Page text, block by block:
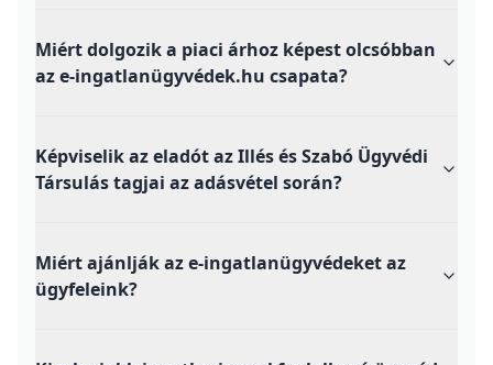
Miért dolgozik a piaci árhoz képest olcsóbban
az e-ingatlanügyvédek.hu csapata?
Képviselik az eladót az Illés és Szabó Ügyvédi
Társulás tagjai az adásvétel során?
Miért ajánlják az e-ingatlanügyvédeket az
ügyfeleink?